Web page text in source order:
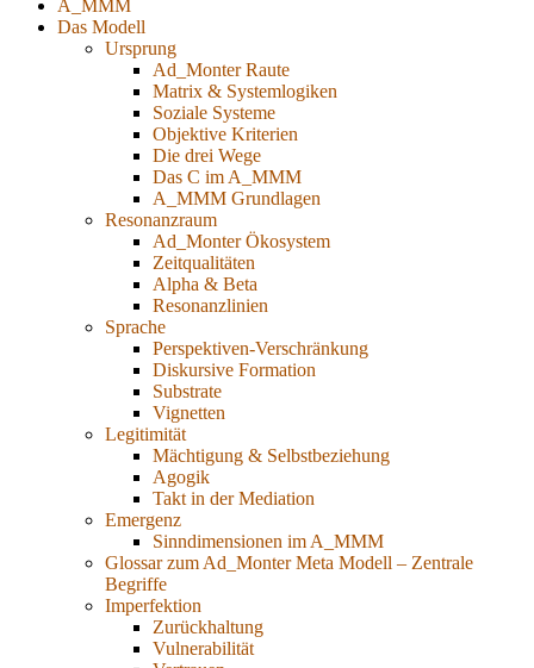
A_MMM
Das Modell
Ursprung
Ad_Monter Raute
Matrix & Systemlogiken
Soziale Systeme
Objektive Kriterien
Die drei Wege
Das C im A_MMM
A_MMM Grundlagen
Resonanzraum
Ad_Monter Ökosystem
Zeitqualitäten
Alpha & Beta
Resonanzlinien
Sprache
Perspektiven-Verschränkung
Diskursive Formation
Substrate
Vignetten
Legitimität
Mächtigung & Selbstbeziehung
Agogik
Takt in der Mediation
Emergenz
Sinndimensionen im A_MMM
Glossar zum Ad_Monter Meta Modell – Zentrale
Begriffe
Imperfektion
Zurückhaltung
Vulnerabilität